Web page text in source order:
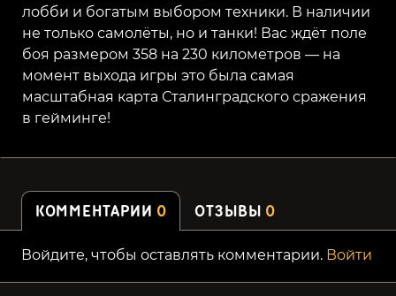
лобби и богатым выбором техники. В наличии
не только самолёты, но и танки! Вас ждёт поле
боя размером 358 на 230 километров — на
момент выхода игры это была самая
масштабная карта Сталинградского сражения
в гейминге!
КОММЕНТАРИИ 0 ОТЗЫВЫ 0
Войдите, чтобы оставлять комментарии. Войти